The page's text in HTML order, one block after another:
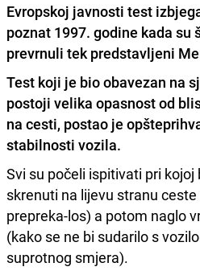
Evropskoj javnosti test
poznat 1997. godine kada su
prevrnuli tek predstavljeni
Test koji je bio obavezan na
postoji velika opasnost od
na cesti, postao je
stabilnosti vozila.
Svi su počeli ispitivati pri
skrenuti na lijevu stranu
prepreka-los) a potom naglo
(kako se ne bi sudarilo s
suprotnog smjera).